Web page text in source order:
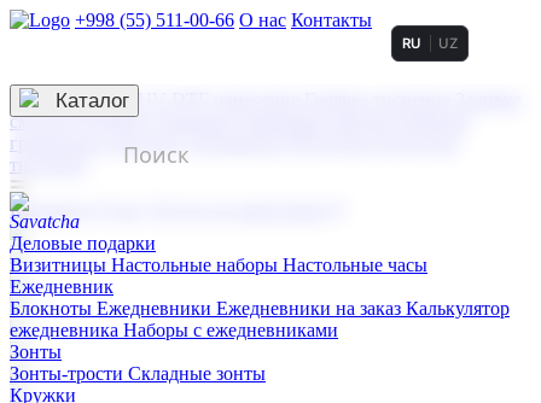
+998 (55) 511-00-66 О нас Контакты
3D гравировка
смолой (Doming)
гравировка твердая
тиснение
RU UZ
☰
Контакты
Каталог
Деловые подарки
Визитницы Настольные наборы Настольные часы
Ежедневник
Блокноты Ежедневники Ежедневники на заказ Калькулятор
ежедневника Наборы с ежедневниками
Зонты
Зонты-трости Складные зонты
Кружки